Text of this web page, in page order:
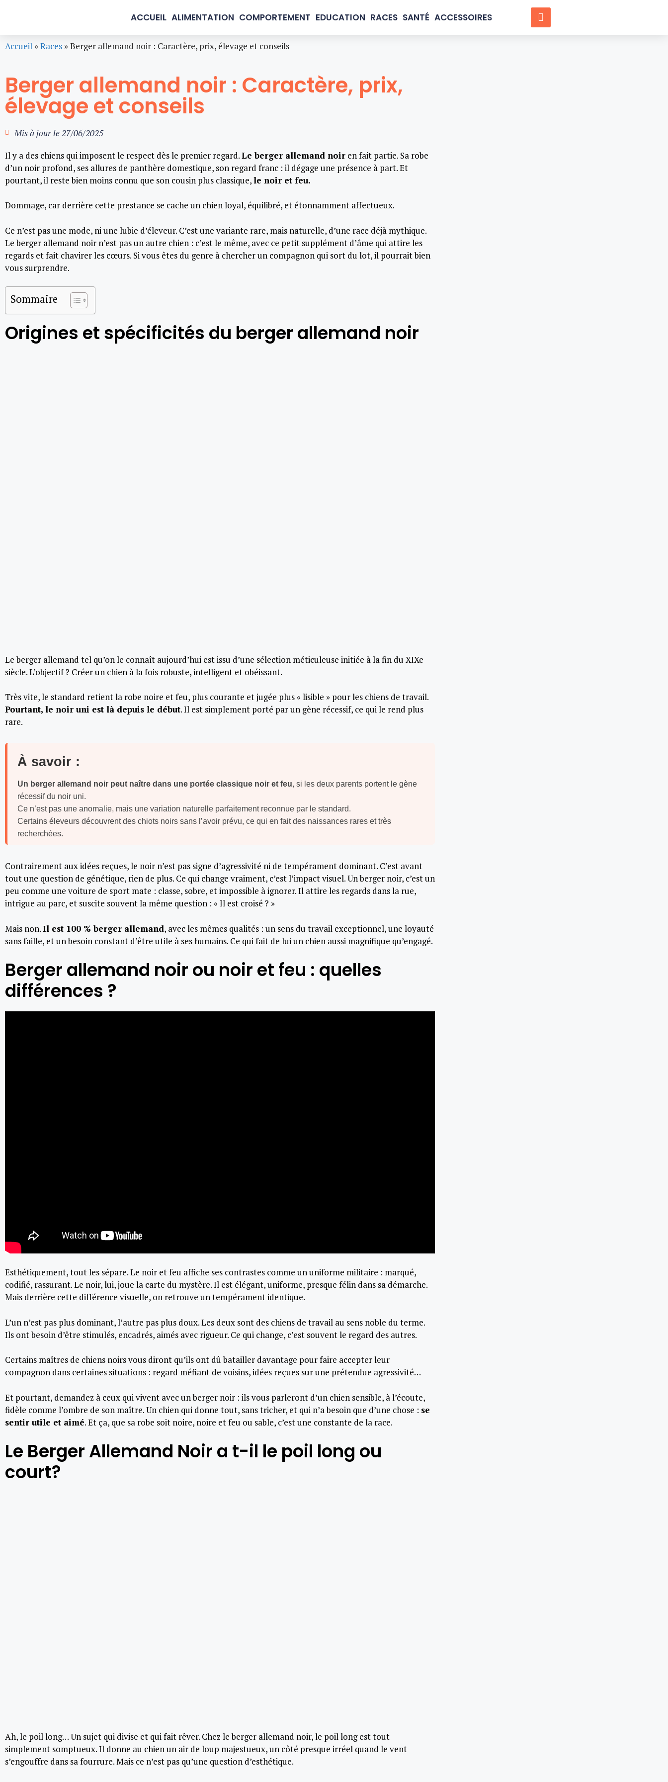
ACCUEIL ALIMENTATION COMPORTEMENT EDUCATION RACES SANTÉ ACCESSOIRES
Accueil »Races »Berger allemand noir : Caractère, prix, élevage et conseils
Berger allemand noir : Caractère, prix,
élevage et conseils
Mis à jour le27/06/2025
Il y a des chiens qui imposent le respect dès le premier regard.Le berger allemand noir en fait partie. Sa robe
d’un noir profond, ses allures de panthère domestique, son regard franc : il dégage une présence à part. Et
pourtant, il reste bien moins connu que son cousin plus classique,le noir et feu.
Dommage, car derrière cette prestance se cache un chien loyal, équilibré, et étonnamment affectueux.
Ce n’est pas une mode, ni une lubie d’éleveur. C’est une variante rare, mais naturelle, d’une race déjà mythique.
Le berger allemand noir n’est pas un autre chien : c’est le même, avec ce petit supplément d’âme qui attire les
regards et fait chavirer les cœurs. Si vous êtes du genre à chercher un compagnon qui sort du lot, il pourrait bien
vous surprendre.
Sommaire
Origines et spécificités du berger allemand noir
Le berger allemand tel qu’on le connaît aujourd’hui est issu d’une sélection méticuleuse initiée à la fin du XIXe
siècle. L’objectif ? Créer un chien à la fois robuste, intelligent et obéissant.
Très vite, le standard retient la robe noire et feu, plus courante et jugée plus « lisible » pour les chiens de travail.
Pourtant, le noir uni est là depuis le début. Il est simplement porté par un gène récessif, ce qui le rend plus
rare.
À savoir :
Un berger allemand noir peut naître dans une portée classique noir et feu, si les deux parents portent le gène
récessif du noir uni.
Ce n’est pas une anomalie, mais une variation naturelle parfaitement reconnue par le standard.
Certains éleveurs découvrent des chiots noirs sans l’avoir prévu, ce qui en fait des naissances rares et très
recherchées.
Contrairement aux idées reçues, le noir n’est pas signe d’agressivité ni de tempérament dominant. C’est avant
tout une question de génétique, rien de plus. Ce qui change vraiment, c’est l’impact visuel. Un berger noir, c’est un
peu comme une voiture de sport mate : classe, sobre, et impossible à ignorer. Il attire les regards dans la rue,
intrigue au parc, et suscite souvent la même question : « Il est croisé ? »
Mais non.Il est 100 % berger allemand, avec les mêmes qualités : un sens du travail exceptionnel, une loyauté
sans faille, et un besoin constant d’être utile à ses humains. Ce qui fait de lui un chien aussi magnifique qu’engagé.
Berger allemand noir ou noir et feu : quelles
différences ?
Esthétiquement, tout les sépare. Le noir et feu affiche ses contrastes comme un uniforme militaire : marqué,
codifié, rassurant. Le noir, lui, joue la carte du mystère. Il est élégant, uniforme, presque félin dans sa démarche.
Mais derrière cette différence visuelle, on retrouve un tempérament identique.
L’un n’est pas plus dominant, l’autre pas plus doux. Les deux sont des chiens de travail au sens noble du terme.
Ils ont besoin d’être stimulés, encadrés, aimés avec rigueur. Ce qui change, c’est souvent le regard des autres.
Certains maîtres de chiens noirs vous diront qu’ils ont dû batailler davantage pour faire accepter leur
compagnon dans certaines situations : regard méfiant de voisins, idées reçues sur une prétendue agressivité…
Et pourtant, demandez à ceux qui vivent avec un berger noir : ils vous parleront d’un chien sensible, à l’écoute,
fidèle comme l’ombre de son maître. Un chien qui donne tout, sans tricher, et qui n’a besoin que d’une chose : se
sentir utile et aimé. Et ça, que sa robe soit noire, noire et feu ou sable, c’est une constante de la race.
Le Berger Allemand Noir a t-il le poil long ou
court?
Ah, le poil long… Un sujet qui divise et qui fait rêver. Chez le berger allemand noir, le poil long est tout
simplement somptueux. Il donne au chien un air de loup majestueux, un côté presque irréel quand le vent
s’engouffre dans sa fourrure. Mais ce n’est pas qu’une question d’esthétique.